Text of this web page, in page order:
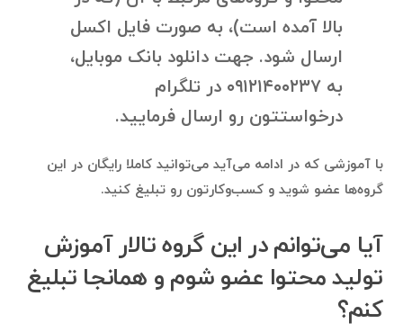
بالا آمده است)، به صورت فایل اکسل
ارسال شود. جهت دانلود بانک موبایل،
به ۰۹۱۲۱۴۰۰۲۳۷ در تلگرام
درخواستتون رو ارسال فرمایید.
با آموزشی که در ادامه می‌آید می‌توانید کاملا رایگان در این
گروه‌ها عضو شوید و کسب‌وکارتون رو تبلیغ کنید.
آیا می‌توانم در این گروه تالار آموزش
تولید محتوا عضو شوم و همانجا تبلیغ
کنم؟